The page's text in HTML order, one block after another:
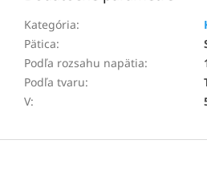
Kategória:
Pätica:
Podľa rozsahu napätia:
Podľa tvaru:
V:
Z